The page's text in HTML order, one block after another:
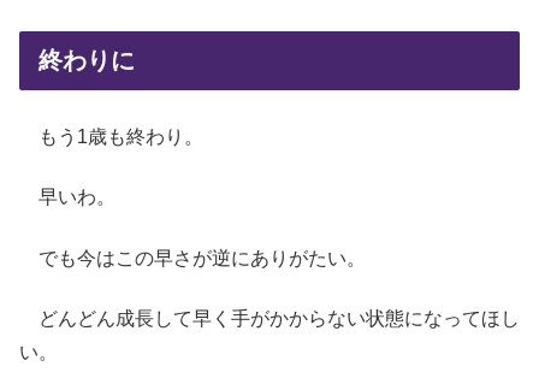
終わりに
もう1歳も終わり。
早いわ。
でも今はこの早さが逆にありがたい。
どんどん成長して早く手がかからない状態になってほし
い。